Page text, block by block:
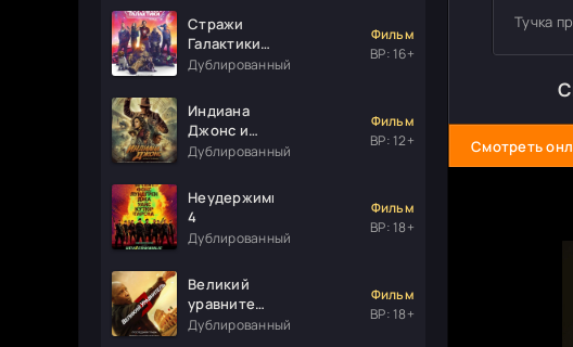
Стражи
Галактики.
Часть 3
Дублированный
Фильм
ВР: 16+
Индиана
Джонс и
колесо
Дублированный
Фильм
ВР: 12+
Неудержимые
4
Дублированный
Фильм
ВР: 18+
Великий
уравнитель
3
Дублированный
Фильм
ВР: 18+
Тучка
Смотреть